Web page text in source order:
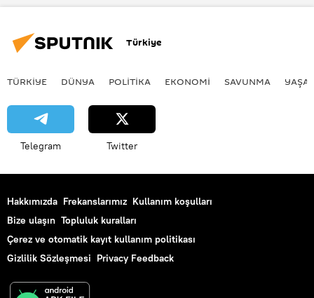
Türkiye
TÜRKIYE DÜNYA POLİTİKA EKONOMİ SAVUNMA
Telegram Twitter
Hakkımızda Frekanslarımız Kullanım koşulları
Bize ulaşın Topluluk kuralları
Çerez ve otomatik kayıt kullanım politikası
Gizlilik Sözleşmesi Privacy Feedback